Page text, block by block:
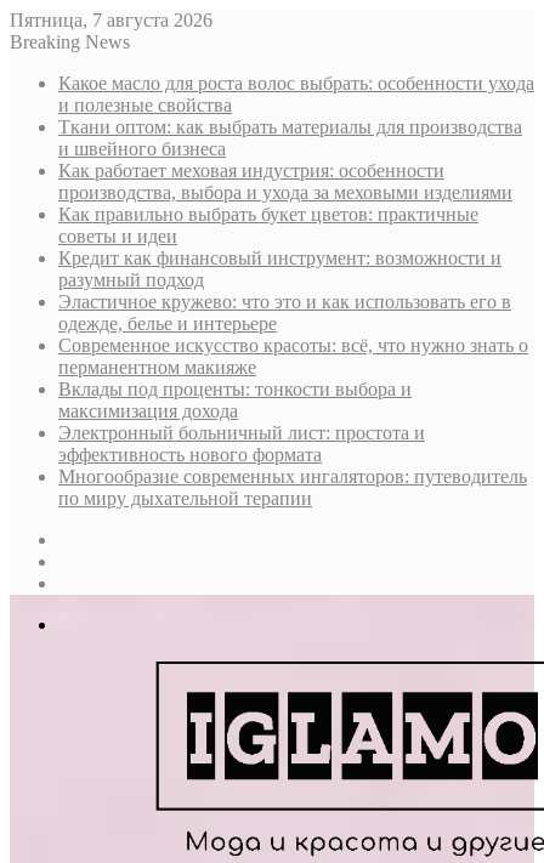
Пятница, 7 августа 2026
Breaking News
Какое масло для роста волос выбрать: особенности ухода
и полезные свойства
Ткани оптом: как выбрать материалы для производства
и швейного бизнеса
Как работает меховая индустрия: особенности
производства, выбора и ухода за меховыми изделиями
Как правильно выбрать букет цветов: практичные
советы и идеи
Кредит как финансовый инструмент: возможности и
разумный подход
Эластичное кружево: что это и как использовать его в
одежде, белье и интерьере
Современное искусство красоты: всё, что нужно знать о
перманентном макияже
Вклады под проценты: тонкости выбора и
максимизация дохода
Электронный больничный лист: простота и
эффективность нового формата
Многообразие современных ингаляторов: путеводитель
по миру дыхательной терапии